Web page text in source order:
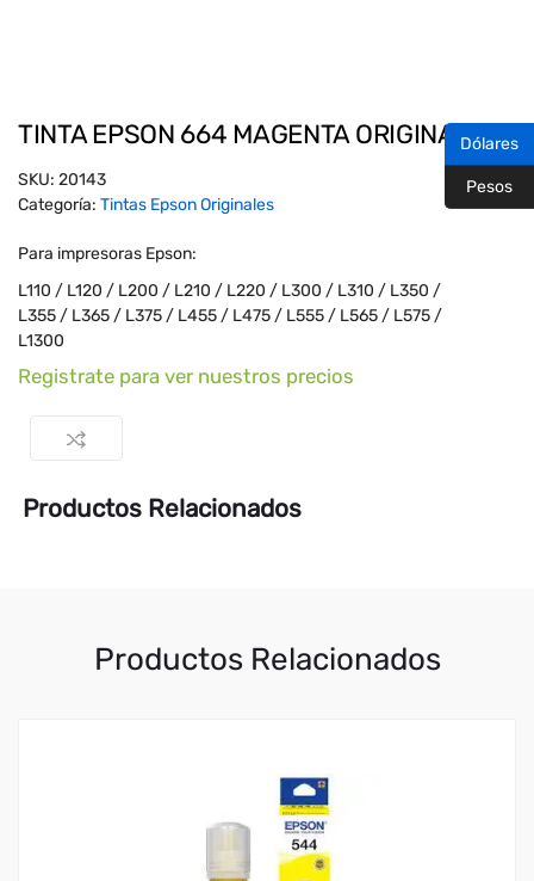
TINTA EPSON 664 MAGENTA ORIGINAL
SKU: 20143
Categoría: Tintas Epson Originales
Para impresoras Epson:
L110 / L120 / L200 / L210 / L220 / L300 / L310 / L350 /
L355 / L365 / L375 / L455 / L475 / L555 / L565 / L575 /
L1300
Registrate para ver nuestros precios
Productos Relacionados
Productos Relacionados
Dólares
Pesos